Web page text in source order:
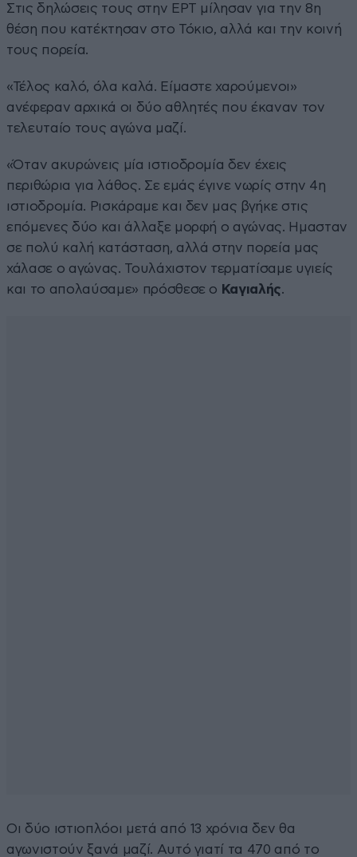
Στις δηλώσεις τους στην ΕΡΤ μίλησαν για την 8η
θέση που κατέκτησαν στο Τόκιο, αλλά και την κοινή
τους πορεία.
«Τέλος καλό, όλα καλά. Είμαστε χαρούμενοι»
ανέφεραν αρχικά οι δύο αθλητές που έκαναν τον
τελευταίο τους αγώνα μαζί.
«Όταν ακυρώνεις μία ιστιοδρομία δεν έχεις
περιθώρια για λάθος. Σε εμάς έγινε νωρίς στην 4η
ιστιοδρομία. Ρισκάραμε και δεν μας βγήκε στις
επόμενες δύο και άλλαξε μορφή ο αγώνας. Ημασταν
σε πολύ καλή κατάσταση, αλλά στην πορεία μας
χάλασε ο αγώνας. Τουλάχιστον τερματίσαμε υγιείς
και το απολαύσαμε» πρόσθεσε ο Καγιαλής.
Οι δύο ιστιοπλόοι μετά από 13 χρόνια δεν θα
αγωνιστούν ξανά μαζί. Αυτό γιατί τα 470 από το